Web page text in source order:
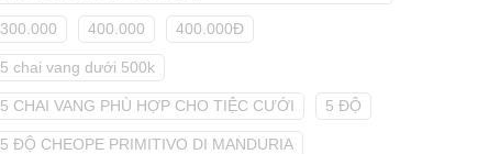
300.000 400.000 400.000Đ
5 chai vang dưới 500k
5 CHAI VANG PHÙ HỢP CHO TIỆC CƯỚI 5 ĐỘ
5 ĐỘ CHEOPE PRIMITIVO DI MANDURIA